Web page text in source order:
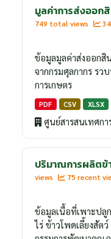
มูลค่าการส่งออก
749 total views
ข้อมูลมูลค่าส่งออก
จากกรมศุลกากร รว
การเกษตร
PDF CSV XLSX
ศูนย์สารสนเทศกา
ปริมาณการผลิตข้
views
75 recent
ข้อมูลเนื้อที่เพาะปลู
ไร่ ข้าวโพดเลี้ยงสั